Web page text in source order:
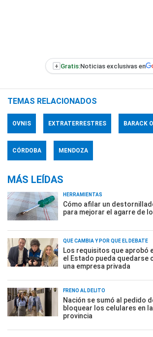
+ Gratis:Noticias exclusivas en
TEMAS RELACIONADOS
OVNIS EXTRATERRESTRES BARACK
CÓRDOBA MENDOZA
MÁS LEÍDAS
HERRAMIENTAS
Cómo afilar un
para mejorar el agarre de
QUÉ CAMBIA Y POR QUÉ EL DEBATE
Los requisitos que aprobó
el Estado pueda quedarse
una empresa privada
FRENO AL DELITO
Nación se sumó al pedido
bloquear los celulares en
provincia